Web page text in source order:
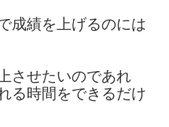
成績を上げるのには
させたいのであれ
る時間をできるだけ